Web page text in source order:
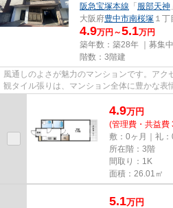
阪急宝塚本線 「 服部天神
大阪府豊中市南桜塚 １
4.9万円～5.1万円
築年数：築28年 ｜募集中
階数：3階建
風通しのよさが魅力のマンションです。ア
観タイル張りは、マンション全体に豊かな表
4.9万円
(管理費・共益費
敷：0ヶ月｜礼：
所在階：3階
間取り：1K
面積：26.01㎡
5.1万円